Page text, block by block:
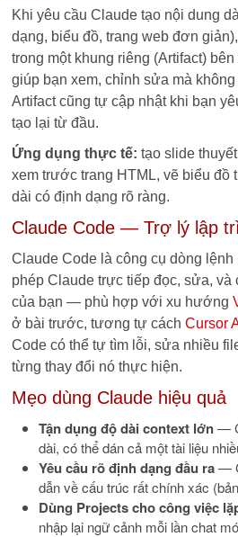
Khi yêu cầu Claude tạo nội dung
dạng, biểu đồ, trang web đơn
trong một khung riêng (Artifact)
giúp bạn xem, chỉnh sửa mà
Artifact cũng tự cập nhật khi bạn
tạo lại từ đầu.
Ứng dụng thực tế: tạo slide
xem trước trang HTML, vẽ biểu đồ
dài có định dạng rõ ràng.
Claude Code — Trợ lý lập
Claude Code là công cụ dòng
phép Claude trực tiếp đọc, sửa, và
của bạn — phù hợp với xu hướng
ở bài trước, tương tự cáchCursor
Code có thể tự tìm lỗi, sửa nhiều
từng thay đổi nó thực hiện.
Mẹo dùng Claude hiệu quả
Tận dụng độ dài context lớn—
dài, có thể dán cả một tài liệu
Yêu cầu rõ định dạng đầu ra—
dẫn về cấu trúc rất chính xác
Dùng Projects cho công việc
nhập lại ngữ cảnh mỗi lần chat